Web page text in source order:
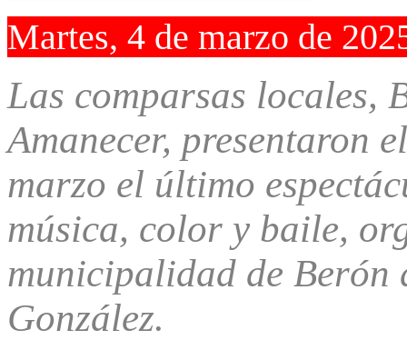
Martes, 4 de marzo de
Las comparsas locales,
Amanecer, presentaron
marzo el último
música, color y baile,
municipalidad de Berón
González.